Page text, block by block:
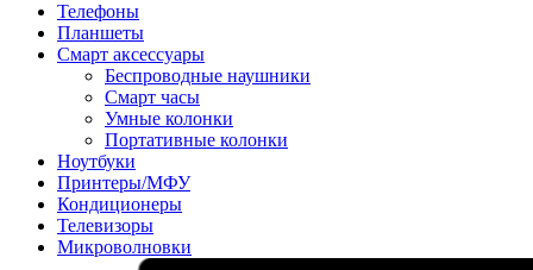
Телефоны
Планшеты
Смарт аксессуары
Беспроводные наушники
Смарт часы
Умные колонки
Портативные колонки
Ноутбуки
Принтеры/МФУ
Кондиционеры
Телевизоры
Микроволновки